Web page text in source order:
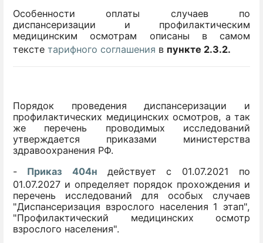
Особенности оплаты случаев по
диспансеризации и профилактическим
медицинским осмотрам описаны в самом
тексте тарифного соглашения в пункте 2.3.2.
Порядок проведения диспансеризации и
профилактических медицинских осмотров, а так
же перечень проводимых исследований
утверждается приказами министерства
здравоохранения РФ.
-
Приказ 404н
действует с 01.07.2021 по
01.07.2027 и определяет порядок прохождения и
перечень исследований для особых случаев
"Диспансеризация взрослого населения 1 этап",
"Профилактический медицинских осмотр
взрослого населения".